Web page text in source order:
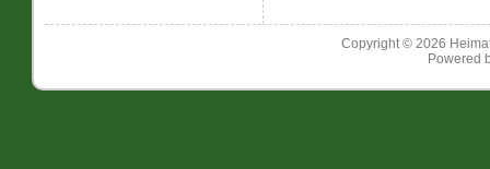
Copyright © 2026
Powered